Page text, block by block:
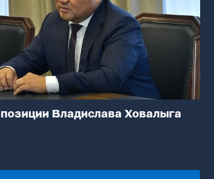
Владислава Ховалыга